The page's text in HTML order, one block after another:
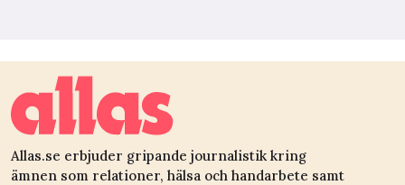
Allas.se erbjuder gripande journalistik kring
ämnen som relationer, hälsa och handarbete samt